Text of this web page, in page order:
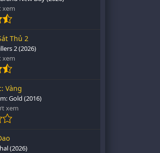
xem
Thủ 2
2 (2026)
xem
Vàng
Gold (2016)
xem
(2026)